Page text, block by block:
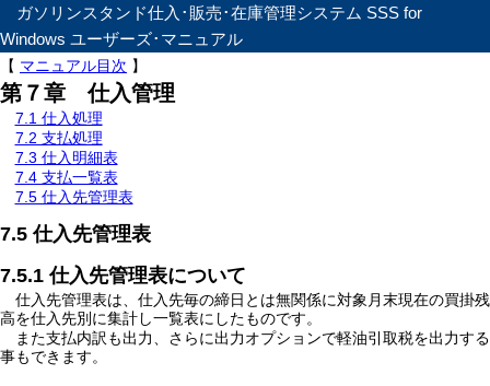
ガソリンスタンド仕入･販売･在庫管理システム SSS for
Windows ユーザーズ･マニュアル
【 マニュアル目次 】
第７章 仕入管理
7.1 仕入処理
7.2 支払処理
7.3 仕入明細表
7.4 支払一覧表
7.5 仕入先管理表
7.5 仕入先管理表
7.5.1 仕入先管理表について
仕入先管理表は、仕入先毎の締日とは無関係に対象月末現在の買掛残
高を仕入先別に集計し一覧表にしたものです。
また支払内訳も出力、さらに出力オプションで軽油引取税を出力する
事もできます。